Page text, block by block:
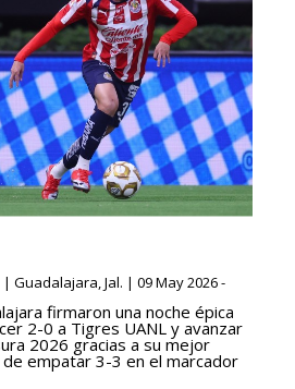
Guadalajara, Jal. | 09 May 2026 -
firmaron una noche épica
2-0 a Tigres UANL y avanzar
2026 gracias a su mejor
empatar 3-3 en el marcador